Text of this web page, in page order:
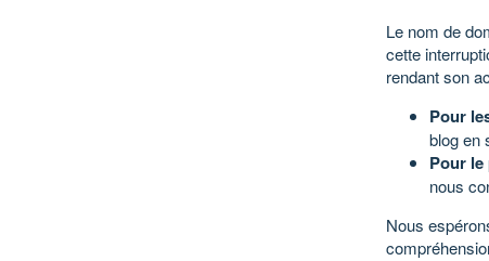
Le nom de
cette
rendant son
Pour
blog en
Pour
nous
Nous